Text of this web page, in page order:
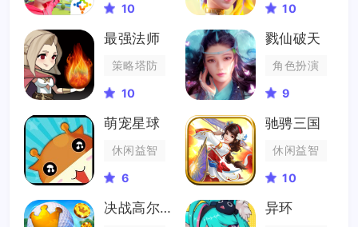
10 10
最强法师
策略塔防
10
戮仙破天
角色扮演
9
萌宠星球
休闲益智
6
驰骋三国
休闲益智
10
决战高尔夫 异环